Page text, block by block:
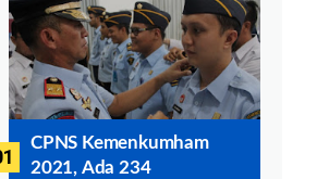
CPNS Kemenkumham
2021, Ada 234